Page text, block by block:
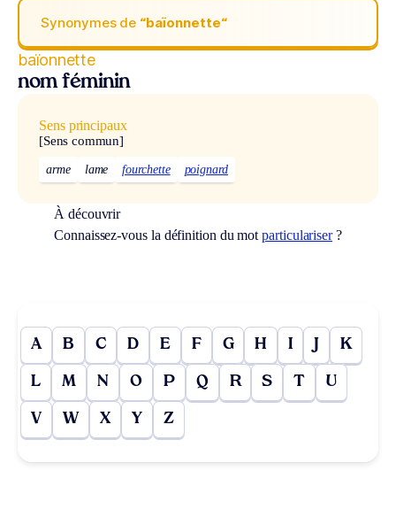
Synonymes de “baïonnette“
baïonnette
nom féminin
Sens principaux
[Sens commun]
arme lame fourchette poignard
À découvrir
Connaissez-vous la définition du motparticulariser?
A B C D E F G H I J K
L M N O P Q R S T U
V W X Y Z